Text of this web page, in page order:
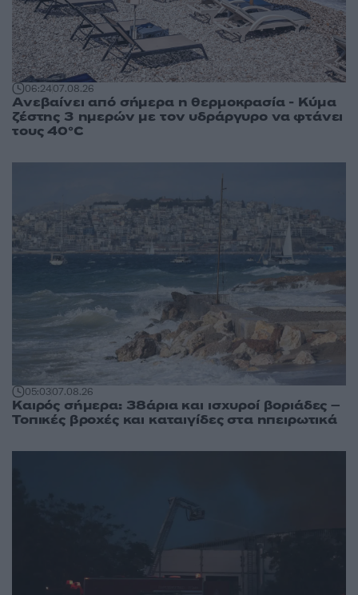
06:2407.08.26
Ανεβαίνει από σήμερα η θερμοκρασία - Κύμα
ζέστης 3 ημερών με τον υδράργυρο να φτάνει
τους 40°C
05:0307.08.26
Καιρός σήμερα: 38άρια και ισχυροί βοριάδες –
Τοπικές βροχές και καταιγίδες στα ηπειρωτικά